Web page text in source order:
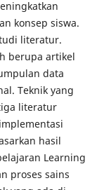
konsep siswa.
literatur.
berupa artikel
data
Teknik yang
literatur
hasil
Learning
proses sains